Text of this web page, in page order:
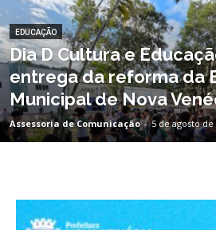
EDUCAÇÃO
Dia D Cultura e
entrega da reforma da
Municipal de Nova
Assessoria de Comunicação - 5 de agosto de